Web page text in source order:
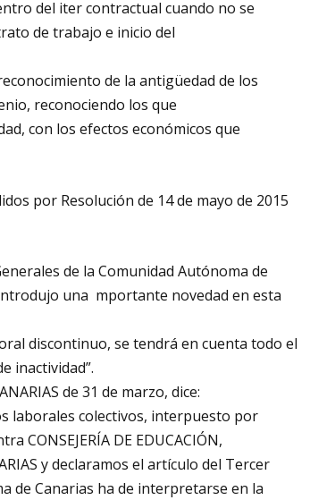
del iter contractual cuando no se
de trabajo e inicio del
de la antigüedad de los
reconociendo los que
con los efectos económicos que
por Resolución de 14 de mayo de 2015
de la Comunidad Autónoma de
una mportante novedad en esta
discontinuo, se tendrá en cuenta todo el
inactividad”.
de 31 de marzo, dice:
laborales colectivos, interpuesto por
CONSEJERÍA DE EDUCACIÓN,
y declaramos el artículo del Tercer
de Canarias ha de interpretarse en la